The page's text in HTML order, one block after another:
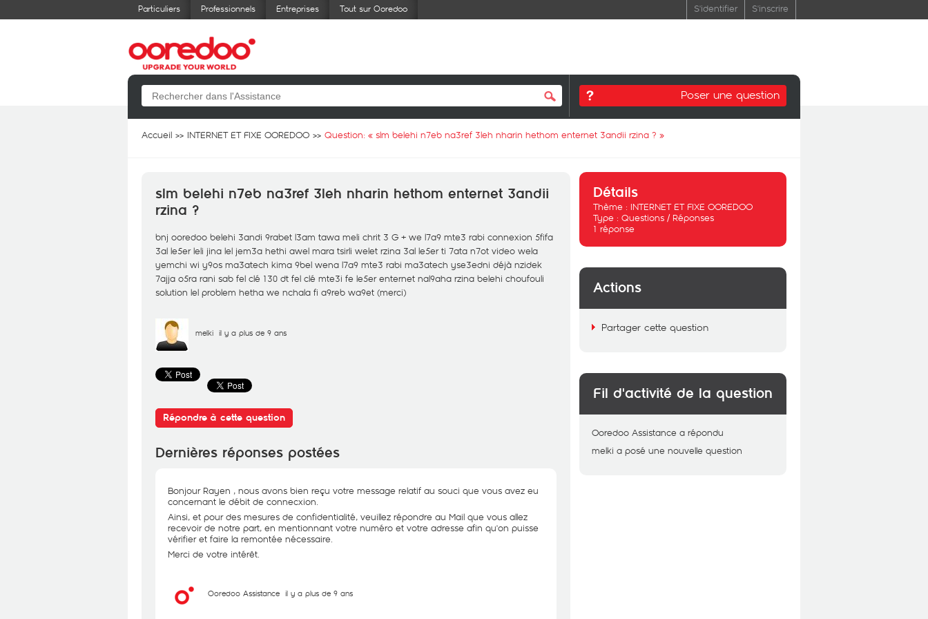
Particuliers Professionnels Entreprises Tout sur Ooredoo S'identifier S'inscrire
Poser une question
Accueil INTERNET ET FIXE OOREDOO Question: « slm belehi n7eb na3ref 3leh nharin hethom enternet 3andii rzina ? »
slm belehi n7eb na3ref 3leh nharin hethom enternet 3andii
rzina ?
bnj ooredoo belehi 3andi 9rabet l3am tawa meli chrit 3 G + we l7a9 mte3 rabi connexion 5fifa
3al le5er leli jina lel jem3a hethi awel mara tsirli welet rzina 3al le5er ti 7ata n7ot video wela
yemchi wi y9os ma3atech kima 9bel wena l7a9 mte3 rabi ma3atech yse3edni déjà nzidek
7ajja o5ra rani sab fel clé 130 dt fel clé mte3i fe le5er enternet nal9aha rzina belehi choufouli
solution lel problem hetha we nchala fi a9reb wa9et (merci)
melki il y a plus de 9 ans
Répondre à cette question
Dernières réponses postées
Bonjour Rayen , nous avons bien reçu votre message relatif au souci que vous avez eu
concernant le débit de connecxion.
Ainsi, et pour des mesures de confidentialité, veuillez répondre au Mail que vous allez
recevoir de notre part, en mentionnant votre numéro et votre adresse afin qu'on puisse
vérifier et faire la remontée nécessaire.
Merci de votre intérêt.
Ooredoo Assistance il y a plus de 9 ans
Détails
Thème : INTERNET ET FIXE OOREDOO
Type : Questions / Réponses
1 réponse
Actions
Partager cette question
Fil d'activité de la question
Ooredoo Assistance a répondu
melki a posé une nouvelle question